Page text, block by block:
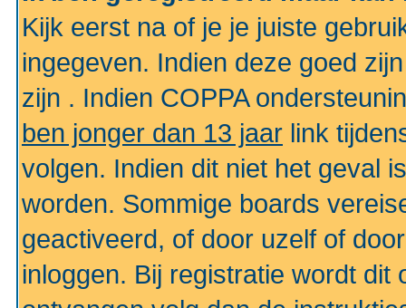
Kijk eerst na of je je juiste
ingegeven. Indien deze goed
zijn . Indien COPPA
ben jonger dan 13 jaar link
volgen. Indien dit niet het geval
worden. Sommige boards
geactiveerd, of door uzelf of
inloggen. Bij registratie wordt dit